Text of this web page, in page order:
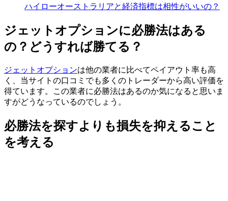
ハイローオーストラリアと経済指標は相性がいいの？
ジェットオプションに必勝法はある
の？どうすれば勝てる？
ジェットオプションは他の業者に比べてペイアウト率も高
く、当サイトの口コミでも多くのトレーダーから高い評価を
得ています。
この業者に必勝法はあるのか気になると思いま
すがどうなっているのでしょう。
必勝法を探すよりも損失を抑えること
を考える